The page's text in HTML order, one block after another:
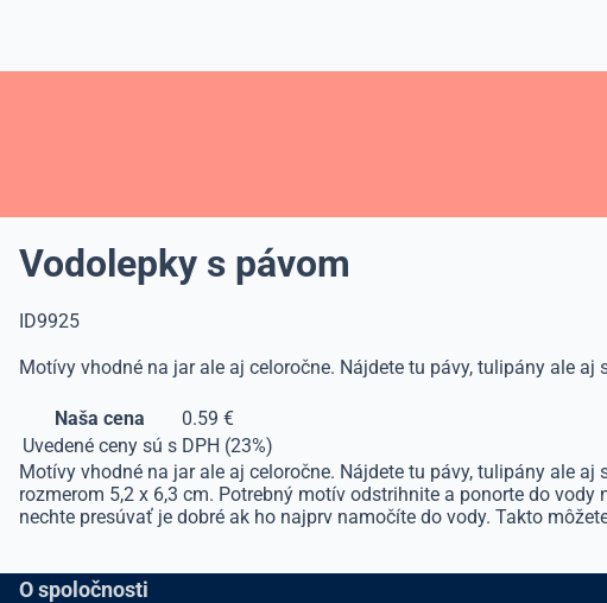
Vodolepky s pávom
ID9925
Motívy vhodné na jar ale aj celoročne. Nájdete tu pávy, tulipány ale
Naša cena
0.59 €
Uvedené ceny sú s DPH (23%)
Motívy vhodné na jar ale aj celoročne. Nájdete tu pávy, tulipány ale
rozmerom 5,2 x 6,3 cm. Potrebný motív odstrihnite a ponorte do
nechte presúvať je dobré ak ho najprv namočíte do vody. Takto
O spoločnosti